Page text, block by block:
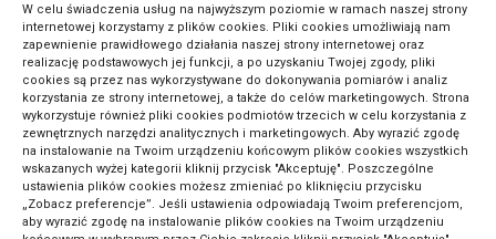
W celu świadczenia usług na najwyższym poziomie w ramach naszej strony
internetowej korzystamy z plików cookies. Pliki cookies umożliwiają nam
zapewnienie prawidłowego działania naszej strony internetowej oraz
realizację podstawowych jej funkcji, a po uzyskaniu Twojej zgody, pliki
cookies są przez nas wykorzystywane do dokonywania pomiarów i analiz
korzystania ze strony internetowej, a także do celów marketingowych. Strona
wykorzystuje również pliki cookies podmiotów trzecich w celu korzystania z
zewnętrznych narzędzi analitycznych i marketingowych. Aby wyrazić zgodę
na instalowanie na Twoim urządzeniu końcowym plików cookies wszystkich
wskazanych wyżej kategorii kliknij przycisk "Akceptuję". Poszczególne
ustawienia plików cookies możesz zmieniać po kliknięciu przycisku
„Zobacz preferencje”. Jeśli ustawienia odpowiadają Twoim preferencjom,
aby wyrazić zgodę na instalowanie plików cookies na Twoim urządzeniu
METODA ODWRÓCONEJ LEKCJI: SEKRET GENIALNYCH
UCZNIÓW!